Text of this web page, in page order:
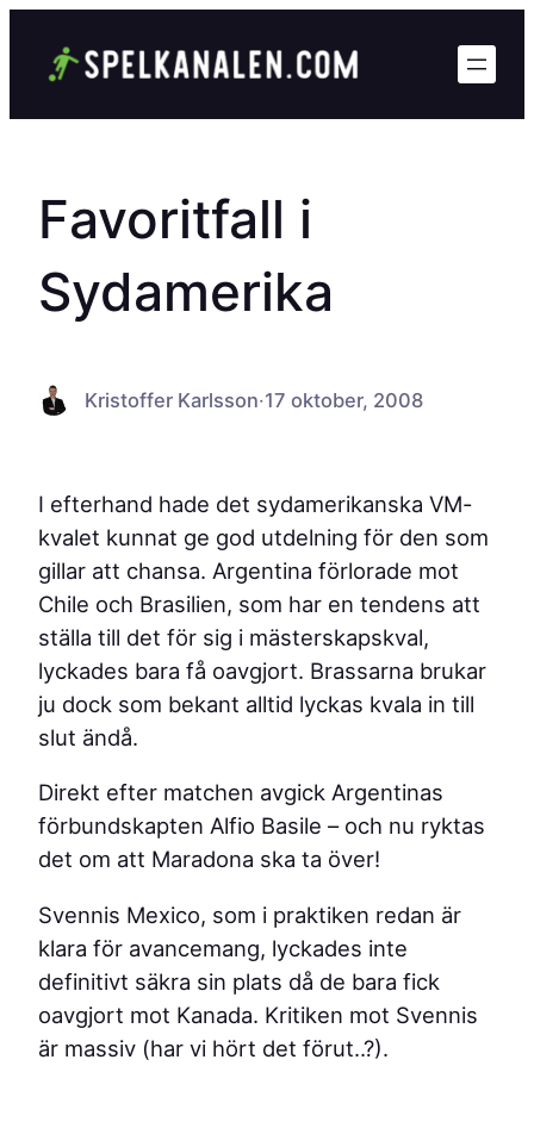
Favoritfall i
Sydamerika
Kristoffer Karlsson·17 oktober, 2008
I efterhand hade det sydamerikanska VM-
kvalet kunnat ge god utdelning för den som
gillar att chansa. Argentina förlorade mot
Chile och Brasilien, som har en tendens att
ställa till det för sig i mästerskapskval,
lyckades bara få oavgjort. Brassarna brukar
ju dock som bekant alltid lyckas kvala in till
slut ändå.
Direkt efter matchen avgick Argentinas
förbundskapten Alfio Basile – och nu ryktas
det om att Maradona ska ta över!
Svennis Mexico, som i praktiken redan är
klara för avancemang, lyckades inte
definitivt säkra sin plats då de bara fick
oavgjort mot Kanada. Kritiken mot Svennis
är massiv (har vi hört det förut..?).